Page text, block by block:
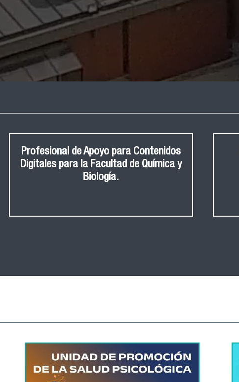
Profesional de Apoyo para Contenidos
Digitales para la Facultad de Química y
Biología.